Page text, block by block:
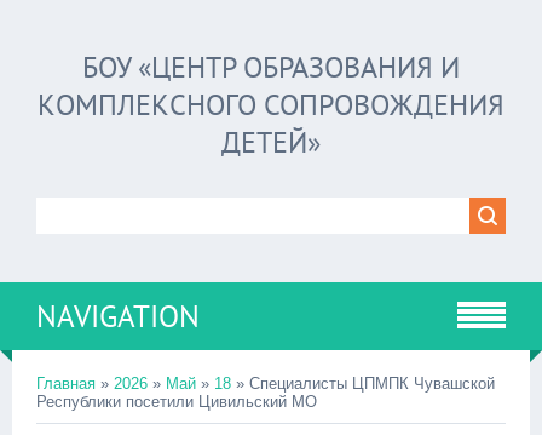
БОУ «ЦЕНТР ОБРАЗОВАНИЯ И
КОМПЛЕКСНОГО СОПРОВОЖДЕНИЯ
ДЕТЕЙ»
NAVIGATION
Главная » 2026 » Май » 18 » Специалисты ЦПМПК Чувашской
Республики посетили Цивильский МО